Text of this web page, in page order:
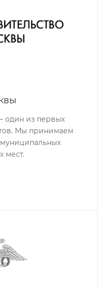
один из первых
Мы принимаем
муниципальных
мест.